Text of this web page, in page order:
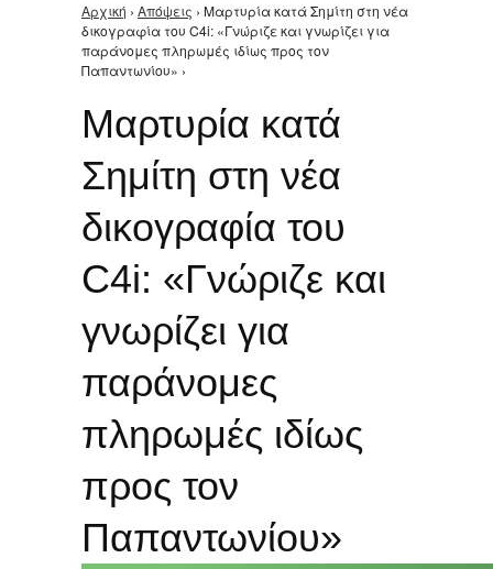
Είστε εδώ
Αρχική › Απόψεις › Μαρτυρία κατά Σημίτη στη νέα
δικογραφία του C4i: «Γνώριζε και γνωρίζει για
παράνομες πληρωμές ιδίως προς τον
Παπαντωνίου» ›
Μαρτυρία κατά
Σημίτη στη νέα
δικογραφία του
C4i: «Γνώριζε και
γνωρίζει για
παράνομες
πληρωμές ιδίως
προς τον
Παπαντωνίου»